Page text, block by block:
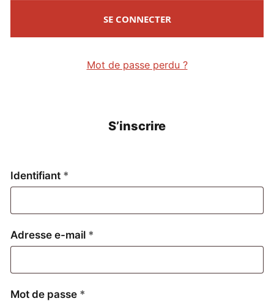
SE CONNECTER
Mot de passe perdu ?
S’inscrire
Identifiant *
Adresse e-mail *
Mot de passe *